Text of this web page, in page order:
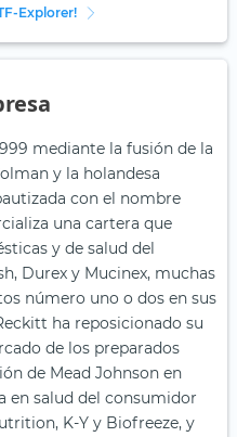
Explorer!
mediante la fusión de la
y la holandesa
con el nombre
una cartera que
y de salud del
Durex y Mucinex, muchas
número uno o dos en sus
ha reposicionado su
de los preparados
de Mead Johnson en
en salud del consumidor
K-Y y Biofreeze, y